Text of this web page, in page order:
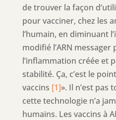
de trouver la façon
pour vacciner, chez les
l’humain, en diminuant
modifié l’ARN
l’inflammation créée et
stabilité. Ça, c’est le
vaccins [1]». Il n’est pas
cette technologie n’a
humains. Les vaccins à